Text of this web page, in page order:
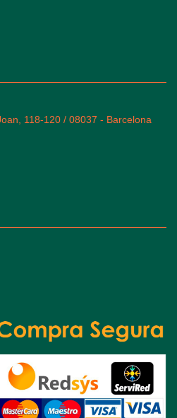
118-120 / 08037 - Barcelona